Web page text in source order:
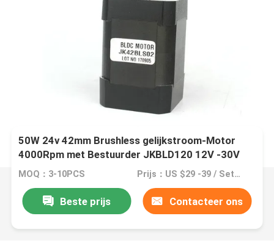
50W 24v 42mm Brushless gelijkstroom-Motor
4000Rpm met Bestuurder JKBLD120 12V -30V
0A-8A
MOQ：3-10PCS Prijs：US $29 -39 / Sets | 1 Piece/Pieces (Min. Order)
Beste prijs Contacteer ons